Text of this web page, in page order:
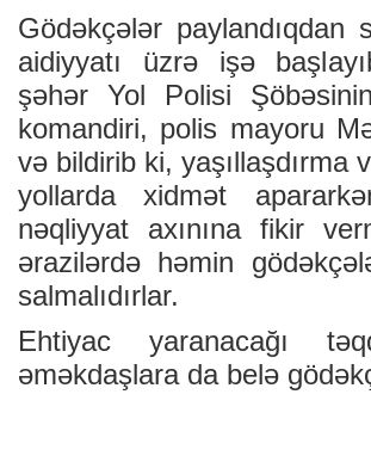
Gödəkçələr paylandıqdan
aidiyyatı üzrə işə
şəhər Yol Polisi
komandiri, polis mayoru
və bildirib ki, yaşıllaşdırma
yollarda xidmət
nəqliyyat axınına fikir
ərazilərdə həmin
salmalıdırlar.
Ehtiyac yaranacağı
əməkdaşlara da belə